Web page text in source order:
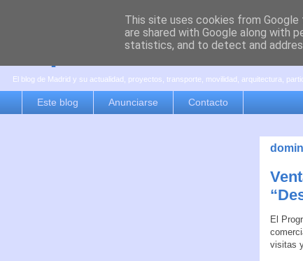
es por madrid
El blog de Madrid y su actualidad, proyectos, transporte, movilidad, arquitectura,
Este blog Anunciarse Contacto
El
visitas
This site uses cookies from
are shared with Google along with
statistics, and to detect and